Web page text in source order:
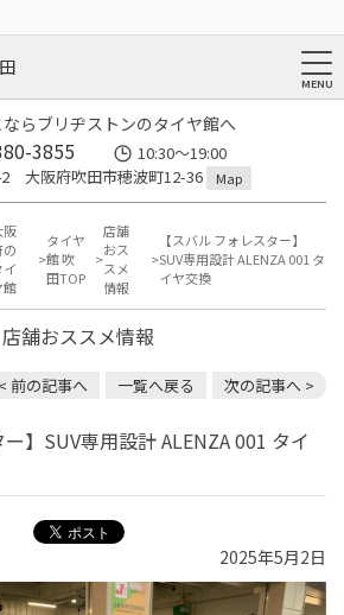
らブリヂストンのタイヤ館へ
3855
10:30～19:00
大阪府吹田市穂波町12-36
Map
阪
の
イ
館
タイヤ
館 吹
田TOP
店舗
おス
スメ
情報
【スバル フォレスター】
SUV専用設計 ALENZA 001 タ
イヤ交換
店舗おススメ情報
< 前の記事へ 一覧へ戻る 次の記事へ >
ー】SUV専用設計 ALENZA 001 タイ
2025年5月2日